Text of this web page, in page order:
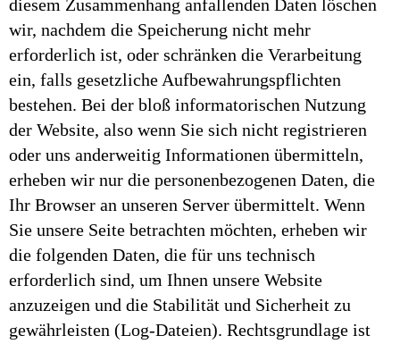
diesem Zusammenhang anfallenden Daten löschen
wir, nachdem die Speicherung nicht mehr
erforderlich ist, oder schränken die Verarbeitung
ein, falls gesetzliche Aufbewahrungspflichten
bestehen. Bei der bloß informatorischen Nutzung
der Website, also wenn Sie sich nicht registrieren
oder uns anderweitig Informationen übermitteln,
erheben wir nur die personenbezogenen Daten, die
Ihr Browser an unseren Server übermittelt. Wenn
Sie unsere Seite betrachten möchten, erheben wir
die folgenden Daten, die für uns technisch
erforderlich sind, um Ihnen unsere Website
anzuzeigen und die Stabilität und Sicherheit zu
gewährleisten (Log-Dateien). Rechtsgrundlage ist